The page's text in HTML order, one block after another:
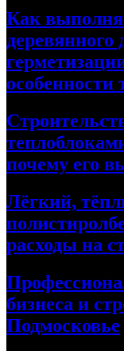
Как
деревянного
особенности
почему его
Лёгкий,
расходы на
бизнеса и
Подмосковье